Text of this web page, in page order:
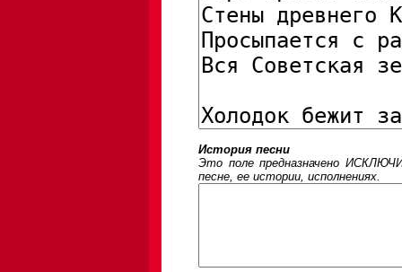
История песни
Это поле предназначено
песне, ее истории, исполнениях.